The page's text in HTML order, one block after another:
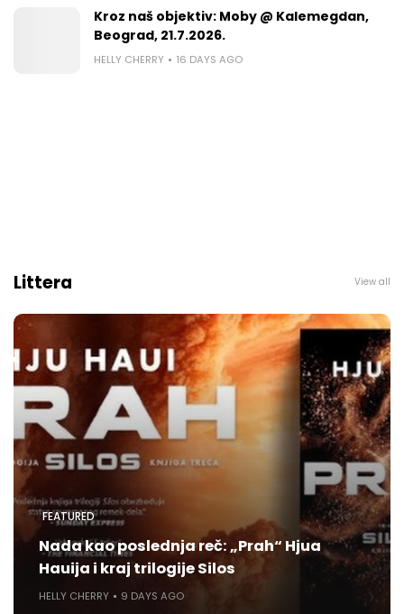
Kroz naš objektiv: Moby @ Kalemegdan,
Beograd, 21.7.2026.
HELLY CHERRY 16 DAYS AGO
Littera View all
FEATURED
Nada kao poslednja reč: „Prah“ Hjua
Hauija i kraj trilogije Silos
HELLY CHERRY 9 DAYS AGO